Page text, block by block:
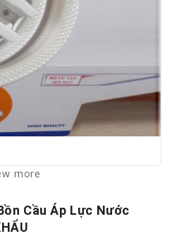
more
Cầu Áp Lực Nước